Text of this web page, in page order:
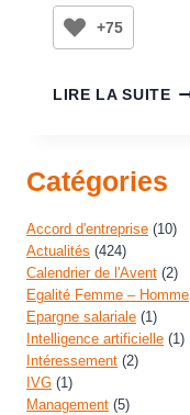
+75
LIRE LA SUITE
Catégories
Accord d'entreprise (10)
Actualités (424)
Calendrier de l'Avent (2)
Egalité Femme – Homme
Epargne salariale (1)
Intelligence artificielle (1)
Intéressement (2)
IVG (1)
Management (5)